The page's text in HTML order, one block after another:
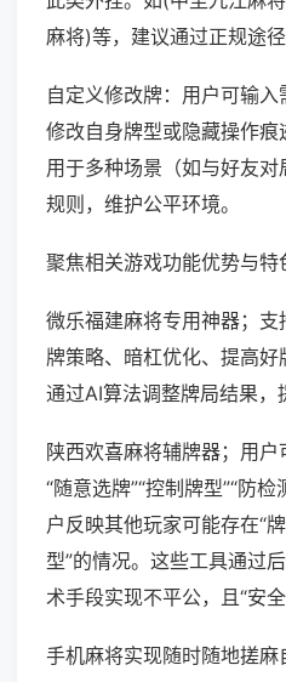
麻将)等，建议通过正规途径
自定义修改牌：用户可输入
修改自身牌型或隐藏操作痕
用于多种场景（如与好友
规则，维护公平环境。
聚焦相关游戏功能优势与特
微乐福建麻将专用神器；
牌策略、暗杠优化、提高好
通过AI算法调整牌局结果，
陕西欢喜麻将辅牌器；用
“随意选牌”“控制牌型”“防
户反映其他玩家可能存在“
型”的情况。这些工具通过
术手段实现不平公，且“安全
手机麻将实现随时随地搓